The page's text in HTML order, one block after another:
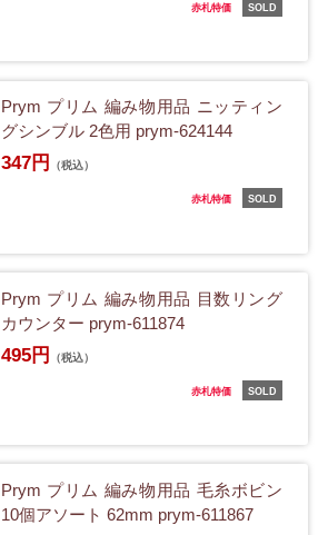
赤札特価 SOLD
Prym プリム 編み物用品 ニッティン
グシンブル 2色用 prym-624144
347円 （税込）
赤札特価 SOLD
Prym プリム 編み物用品 目数リング
カウンター prym-611874
495円 （税込）
赤札特価 SOLD
Prym プリム 編み物用品 毛糸ボビン
10個アソート 62mm prym-611867